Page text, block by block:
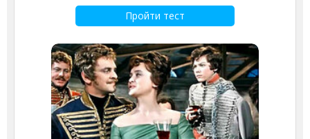
Пройти тест